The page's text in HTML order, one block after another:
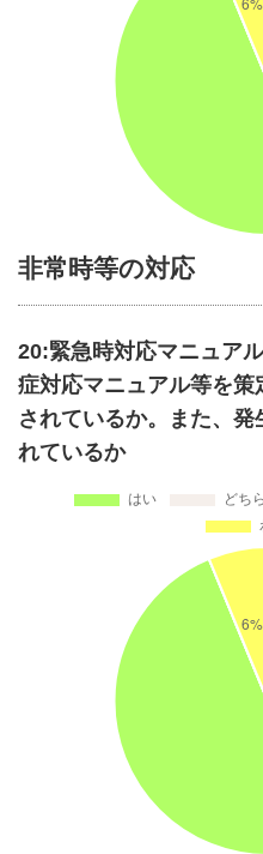
非常時等の対応
20:緊急時対応マニュア
症対応マニュアル等を策
されているか。また、
れているか